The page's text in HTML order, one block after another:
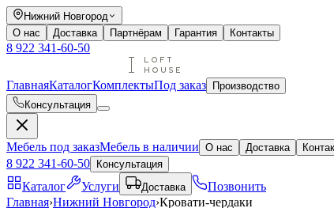
Нижний Новгород
О нас
Доставка Партнёрам Гарантия Контакты
8 922 341-60-50
ГлавнаяКаталогКомплектыПод заказ
Производство
Консультация
Мебель под заказМебель в наличии О нас Доставка
8 922 341-60-50 Консультация
Каталог Услуги Доставка
Позвонить
Главная›Нижний Новгород›Кровати-чердаки